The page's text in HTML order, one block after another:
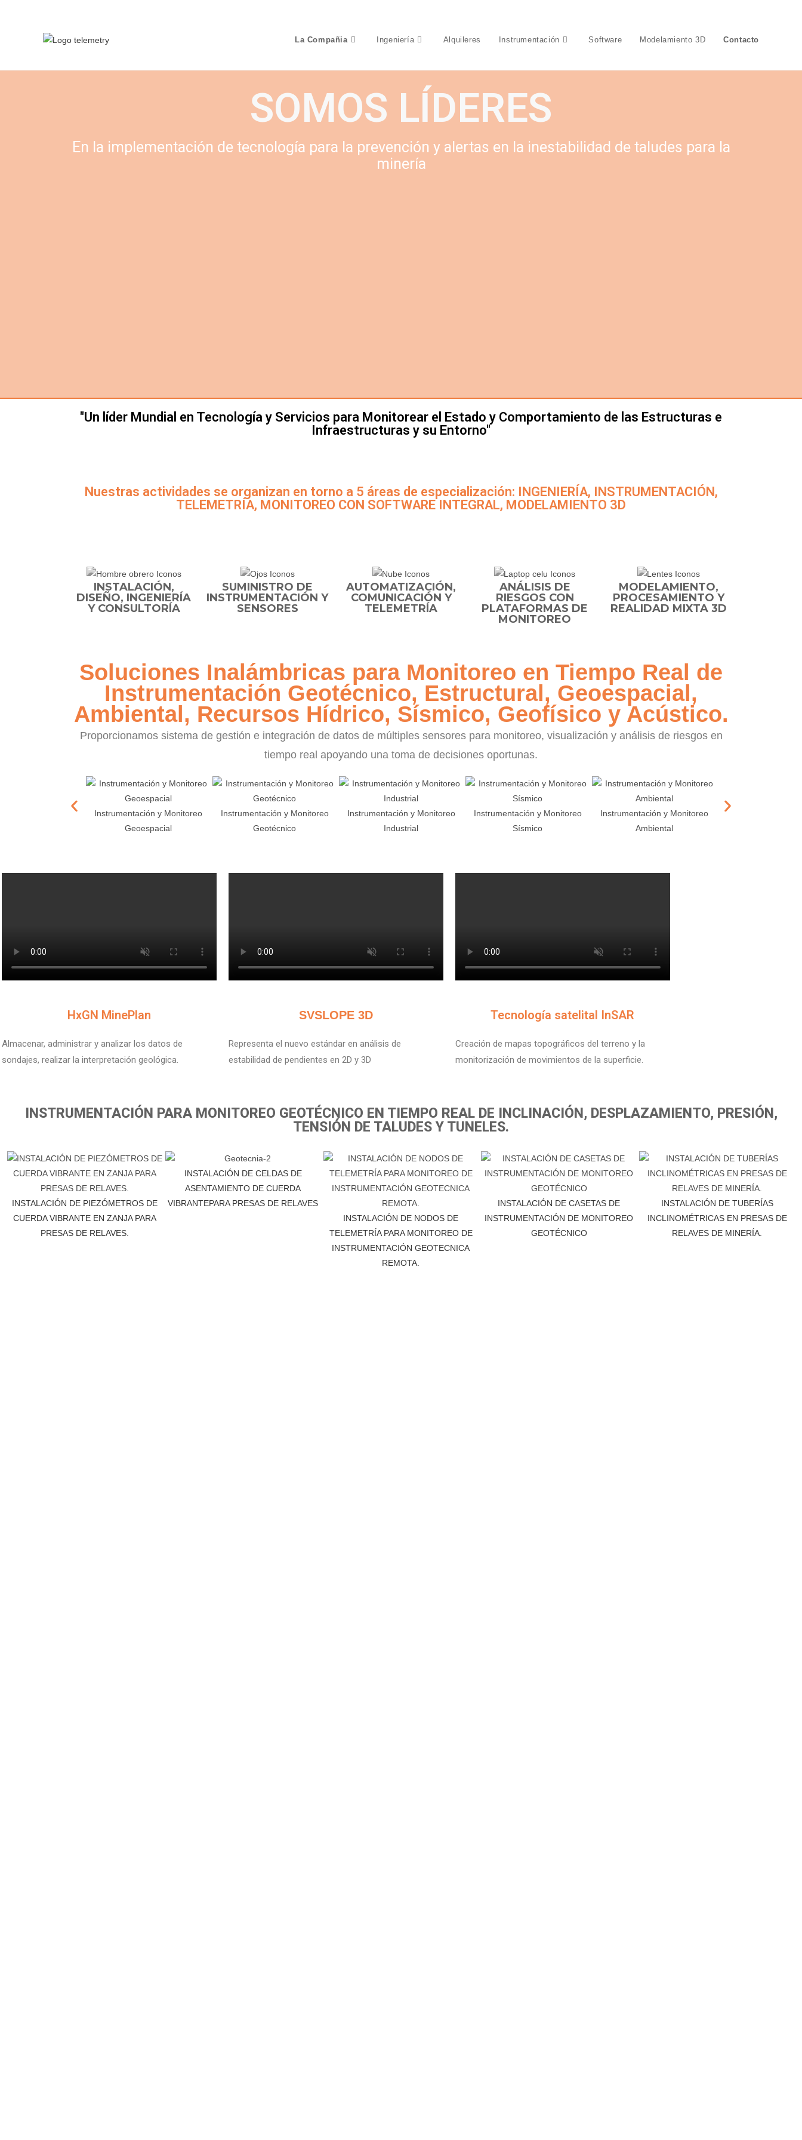
La Compañia  Ingeniería  Alquileres Instrumentación  Software Modelamiento 3D Contacto
SOMOS LÍDERES
En la implementación de tecnología para la prevención y alertas en la inestabilidad de taludes para la
minería
"Un líder Mundial en Tecnología y Servicios para Monitorear el Estado y Comportamiento de las Estructuras e
Infraestructuras y su Entorno"
Nuestras actividades se organizan en torno a 5 áreas de especialización: INGENIERÍA, INSTRUMENTACIÓN,
TELEMETRÍA, MONITOREO CON SOFTWARE INTEGRAL, MODELAMIENTO 3D
INSTALACIÓN,
DISEÑO, INGENIERÍA
Y CONSULTORÍA
SUMINISTRO DE
INSTRUMENTACIÓN Y
SENSORES
AUTOMATIZACIÓN,
COMUNICACIÓN Y
TELEMETRÍA
ANÁLISIS DE
RIESGOS CON
PLATAFORMAS DE
MONITOREO
MODELAMIENTO,
PROCESAMIENTO Y
REALIDAD MIXTA 3D
Soluciones Inalámbricas para Monitoreo en Tiempo Real de
Instrumentación Geotécnico, Estructural, Geoespacial,
Ambiental, Recursos Hídrico, Sísmico, Geofísico y Acústico.
Proporcionamos sistema de gestión e integración de datos de múltiples sensores para monitoreo, visualización y análisis de riesgos en
tiempo real apoyando una toma de decisiones oportunas.
Instrumentación y Monitoreo
Geoespacial
Instrumentación y Monitoreo
Geotécnico
Instrumentación y Monitoreo
Industrial
Instrumentación y Monitoreo
Sísmico
Instrumentación y Monitoreo
Ambiental
Instrumentación y
V
HxGN MinePlan
Almacenar, administrar y analizar los datos de
sondajes, realizar la interpretación geológica.
V
SVSLOPE 3D
Representa el nuevo estándar en análisis de
estabilidad de pendientes en 2D y 3D
V
Tecnología satelital InSAR
Creación de mapas topográficos del terreno y la
monitorización de movimientos de la superficie.
INSTRUMENTACIÓN PARA MONITOREO GEOTÉCNICO EN TIEMPO REAL DE INCLINACIÓN, DESPLAZAMIENTO, PRESIÓN,
TENSIÓN DE TALUDES Y TUNELES.
INSTALACIÓN DE PIEZÓMETROS DE
CUERDA VIBRANTE EN ZANJA PARA
PRESAS DE RELAVES.
INSTALACIÓN DE CELDAS DE
ASENTAMIENTO DE CUERDA
VIBRANTEPARA PRESAS DE RELAVES
INSTALACIÓN DE NODOS DE
TELEMETRÍA PARA MONITOREO DE
INSTRUMENTACIÓN GEOTECNICA
REMOTA.
INSTALACIÓN DE CASETAS DE
INSTRUMENTACIÓN DE MONITOREO
GEOTÉCNICO
INSTALACIÓN DE TUBERÍAS
INCLINOMÉTRICAS EN PRESAS DE
RELAVES DE MINERÍA.